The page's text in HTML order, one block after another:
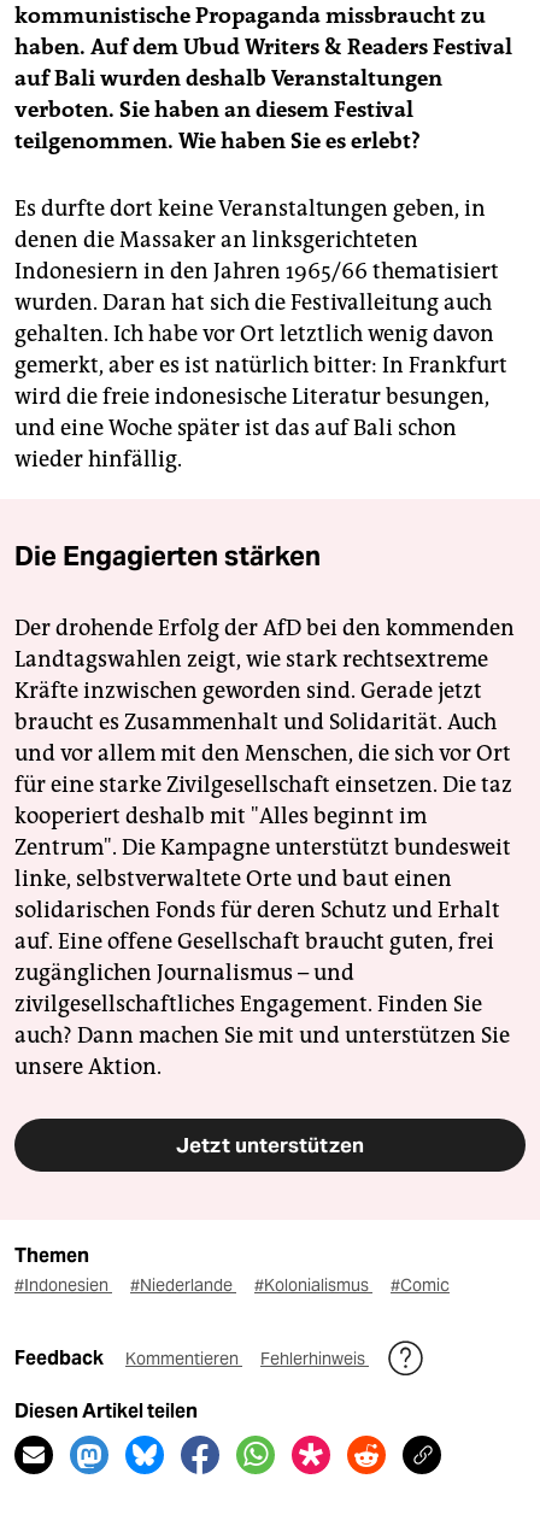
kommunistische Propaganda missbraucht zu
haben. Auf dem Ubud Writers & Readers Festival
auf Bali wurden deshalb Veranstaltungen
verboten. Sie haben an diesem Festival
teilgenommen. Wie haben Sie es erlebt?
Es durfte dort keine Veranstaltungen geben, in
denen die Massaker an linksgerichteten
Indonesiern in den Jahren 1965/66 thematisiert
wurden. Daran hat sich die Festivalleitung auch
gehalten. Ich habe vor Ort letztlich wenig davon
gemerkt, aber es ist natürlich bitter: In Frankfurt
wird die freie indonesische Literatur besungen,
und eine Woche später ist das auf Bali schon
wieder hinfällig.
Die Engagierten stärken
Der drohende Erfolg der AfD bei den kommenden
Landtagswahlen zeigt, wie stark rechtsextreme
Kräfte inzwischen geworden sind. Gerade jetzt
braucht es Zusammenhalt und Solidarität. Auch
und vor allem mit den Menschen, die sich vor Ort
für eine starke Zivilgesellschaft einsetzen. Die taz
kooperiert deshalb mit "Alles beginnt im
Zentrum". Die Kampagne unterstützt bundesweit
linke, selbstverwaltete Orte und baut einen
solidarischen Fonds für deren Schutz und Erhalt
auf. Eine offene Gesellschaft braucht guten, frei
zugänglichen Journalismus – und
zivilgesellschaftliches Engagement. Finden Sie
auch? Dann machen Sie mit und unterstützen Sie
unsere Aktion.
Jetzt unterstützen
Themen
#Indonesien #Niederlande #Kolonialismus #Comic
Feedback Kommentieren Fehlerhinweis
Diesen Artikel teilen